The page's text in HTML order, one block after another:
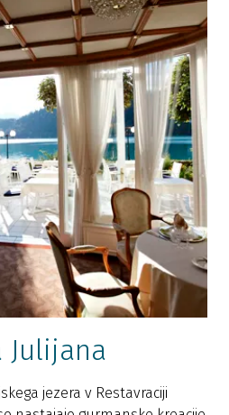
Julijana
jezera v Restavraciji